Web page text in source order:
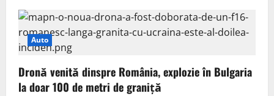
i
o
n
Auto
Dronă venită dinspre România, explozie în Bulgaria
la doar 100 de metri de graniță